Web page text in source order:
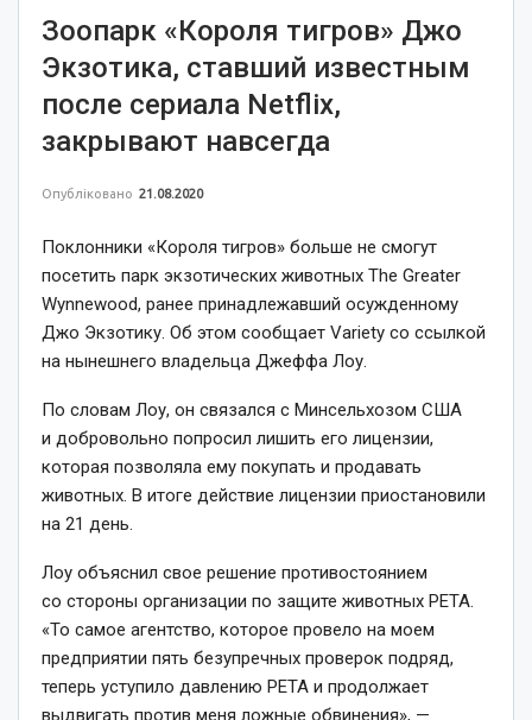
Зоопарк «Короля тигров» Джо
Экзотика, ставший известным
после сериала Netflix,
закрывают навсегда
Опубліковано 21.08.2020
Поклонники «Короля тигров» больше не смогут
посетить парк экзотических животных The Greater
Wynnewood, ранее принадлежавший осужденному
Джо Экзотику. Об этом сообщает Variety со ссылкой
на нынешнего владельца Джеффа Лоу.
По словам Лоу, он связался с Минсельхозом США
и добровольно попросил лишить его лицензии,
которая позволяла ему покупать и продавать
животных. В итоге действие лицензии приостановили
на 21 день.
Лоу объяснил свое решение противостоянием
со стороны организации по защите животных РЕТА.
«То самое агентство, которое провело на моем
предприятии пять безупречных проверок подряд,
теперь уступило давлению PETA и продолжает
выдвигать против меня ложные обвинения», —